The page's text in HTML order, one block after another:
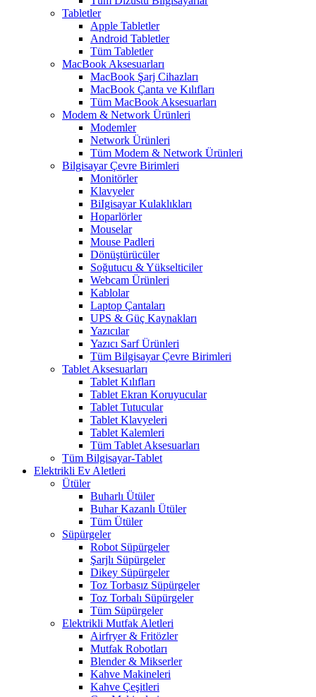
Tabletler
Apple Tabletler
Android Tabletler
Tüm Tabletler
MacBook Aksesuarları
MacBook Şarj Cihazları
MacBook Çanta ve Kılıfları
Tüm MacBook Aksesuarları
Modem & Network Ürünleri
Modemler
Network Ürünleri
Tüm Modem & Network Ürünleri
Bilgisayar Çevre Birimleri
Monitörler
Klavyeler
BiIgisayar Kulaklıkları
Hoparlörler
Mouselar
Mouse Padleri
Dönüştürücüler
Soğutucu & Yükselticiler
Webcam Ürünleri
Kablolar
Laptop Çantaları
UPS & Güç Kaynakları
Yazıcılar
Yazıcı Sarf Ürünleri
Tüm Bilgisayar Çevre Birimleri
Tablet Aksesuarları
Tablet Kılıfları
Tablet Ekran Koruyucular
Tablet Tutucular
Tablet Klavyeleri
Tablet Kalemleri
Tüm Tablet Aksesuarları
Tüm Bilgisayar-Tablet
Elektrikli Ev Aletleri
Ütüler
Buharlı Ütüler
Buhar Kazanlı Ütüler
Tüm Ütüler
Süpürgeler
Robot Süpürgeler
Şarjlı Süpürgeler
Dikey Süpürgeler
Toz Torbasız Süpürgeler
Toz Torbalı Süpürgeler
Tüm Süpürgeler
Elektrikli Mutfak Aletleri
Airfryer & Fritözler
Mutfak Robotları
Blender & Mikserler
Kahve Makineleri
Kahve Çeşitleri